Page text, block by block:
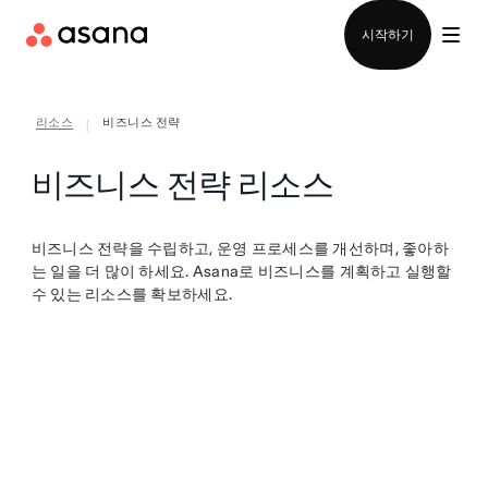
시작하기
리소스 비즈니스 전략
비즈니스 전략 리소스
비즈니스 전략을 수립하고, 운영 프로세스를 개선하며, 좋아하
는 일을 더 많이 하세요. Asana로 비즈니스를 계획하고 실행할
수 있는 리소스를 확보하세요.